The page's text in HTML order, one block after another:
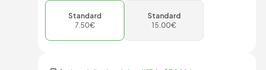
Standard
7.50€
Standard
15.00€